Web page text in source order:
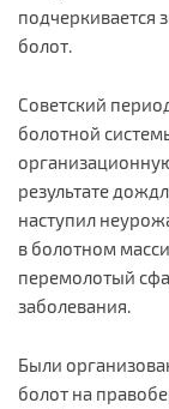
подчеркивается
болот.
Советский
болотной
результате
наступил
в болотном
перемолотый
заболевания.
Были
болот на